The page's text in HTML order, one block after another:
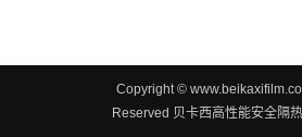
Copyright ©
Reserved 贝卡西高性能安全隔